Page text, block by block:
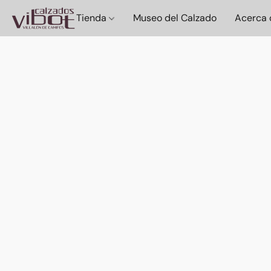
Tienda Museo del Calzado Acerca